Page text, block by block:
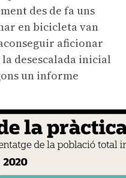
des de fa uns
en bicicleta van
aficionar
desescalada inicial
un informe